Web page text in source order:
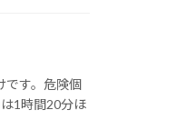
です。危険個
1時間20分ほ